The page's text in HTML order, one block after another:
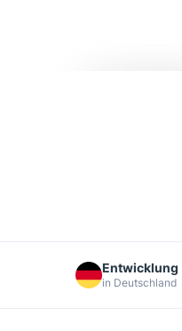
Entwicklung
in Deutschland